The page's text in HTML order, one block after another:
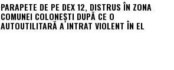
PARAPETE DE PE DEX 12, DISTRUS ÎN ZONA
COMUNEI COLONEȘTI DUPĂ CE O
AUTOUTILITARĂ A INTRAT VIOLENT ÎN EL